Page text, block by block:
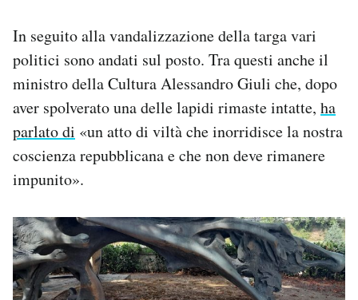
In seguito alla vandalizzazione della targa vari
politici sono andati sul posto. Tra questi anche il
ministro della Cultura Alessandro Giuli che, dopo
aver spolverato una delle lapidi rimaste intatte, ha
parlato di «un atto di viltà che inorridisce la nostra
coscienza repubblicana e che non deve rimanere
impunito».